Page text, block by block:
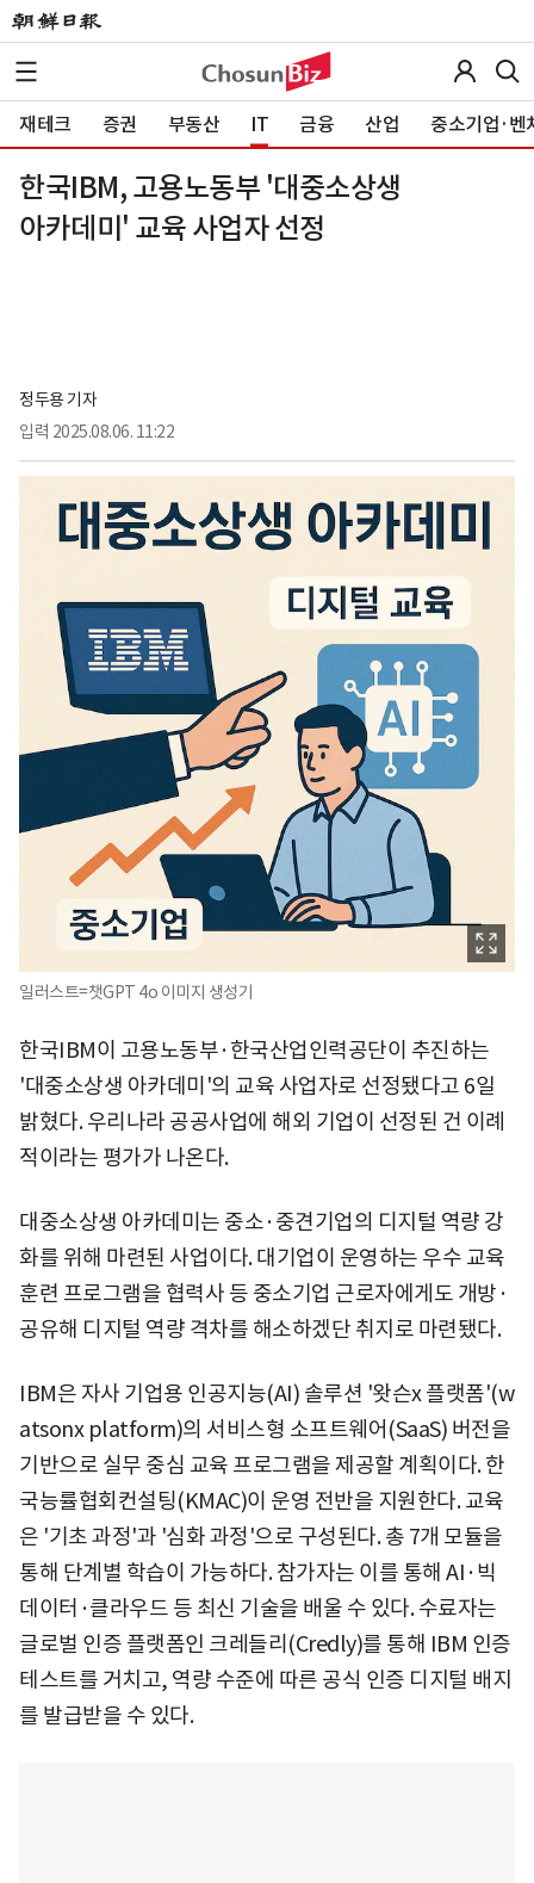
재테크 증권 부동산 IT 금융 산업 중소기업·벤
한국IBM, 고용노동부 '대중소상생
아카데미' 교육 사업자 선정
정두용 기자
입력 2025.08.06. 11:22
일러스트=챗GPT 4o 이미지 생성기
한국IBM이 고용노동부·한국산업인력공단이 추진하는
'대중소상생 아카데미'의 교육 사업자로 선정됐다고 6일
밝혔다. 우리나라 공공사업에 해외 기업이 선정된 건 이례
적이라는 평가가 나온다.
대중소상생 아카데미는 중소·중견기업의 디지털 역량 강
화를 위해 마련된 사업이다. 대기업이 운영하는 우수 교육
훈련 프로그램을 협력사 등 중소기업 근로자에게도 개방·
공유해 디지털 역량 격차를 해소하겠단 취지로 마련됐다.
IBM은 자사 기업용 인공지능(AI) 솔루션 '왓슨x 플랫폼'(w
atsonx platform)의 서비스형 소프트웨어(SaaS) 버전을
기반으로 실무 중심 교육 프로그램을 제공할 계획이다. 한
국능률협회컨설팅(KMAC)이 운영 전반을 지원한다. 교육
은 '기초 과정'과 '심화 과정'으로 구성된다. 총 7개 모듈을
통해 단계별 학습이 가능하다. 참가자는 이를 통해 AI·빅
데이터·클라우드 등 최신 기술을 배울 수 있다. 수료자는
글로벌 인증 플랫폼인 크레들리(Credly)를 통해 IBM 인증
테스트를 거치고, 역량 수준에 따른 공식 인증 디지털 배지
를 발급받을 수 있다.